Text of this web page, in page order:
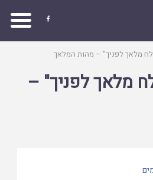

מלאך לפניך" – מהות המלאך
מלאך לפניך" –